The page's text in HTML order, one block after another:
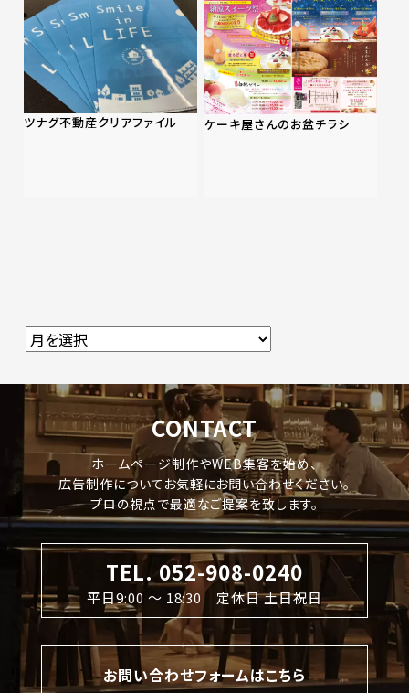
ツナグ不動産クリアファイル ケーキ屋さんのお盆チラシ
CONTACT
ホームページ制作やWEB集客を始め、
広告制作についてお気軽にお問い合わせください。
プロの視点で最適なご提案を致します。
TEL. 052-908-0240
平日9:00 〜 18:30 定休日 土日祝日
お問い合わせフォームはこちら